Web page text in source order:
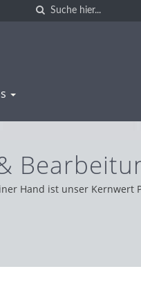
Hand ist unser Kernwert
und